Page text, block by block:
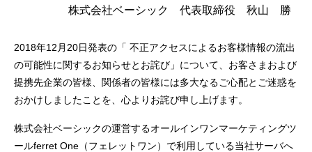
セミナー
株式会社ベーシック 代表取締役 秋山 勝
2018年12月20日発表の「 不正アクセスによるお客様情報の流出
の可能性に関するお知らせとお詫び」について、お客さまおよび
提携先企業の皆様、関係者の皆様には多大なるご心配とご迷惑を
おかけしましたことを、心よりお詫び申し上げます。
株式会社ベーシックの運営するオールインワンマーケティングツ
ールferret One（フェレットワン）で利用している当社サーバへ